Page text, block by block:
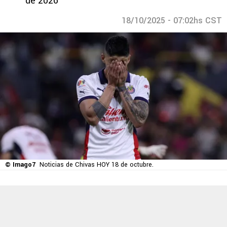
18/10/2025 - 07:02hs CST
© Imago7 Noticias de Chivas HOY 18 de octubre.